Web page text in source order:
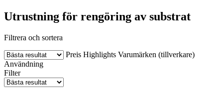
Utrustning för rengöring av substrat
Filtrera och sortera
Preis Highlights Varumärken (tillverkare)
Användning
Filter